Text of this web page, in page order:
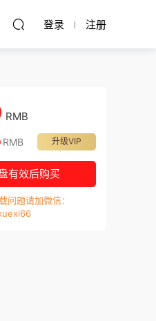
登录 注册
RMB
升级VIP
RMB
有效后购买
问题请加微信：